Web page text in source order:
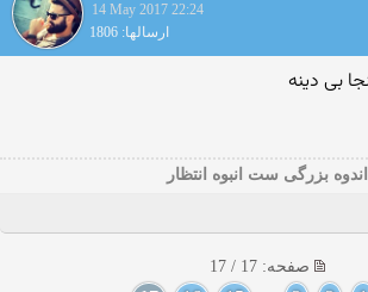
14 May 2017 22:24
ارسالها: 1806
اندوه بزرگی ست انبوه انتظار
صفحه: 17 / 17